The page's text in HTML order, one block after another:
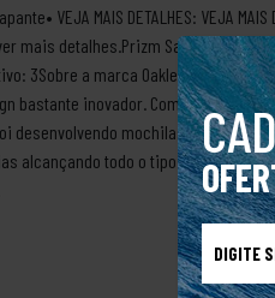
VEJA MAIS DETALHES: VEJA
mais detalhes.Prizm
3Sobre a marca OakleyA marca
bastante inovador. Com esse
desenvolvendo mochilas para
alcançando todo o tipo de público,